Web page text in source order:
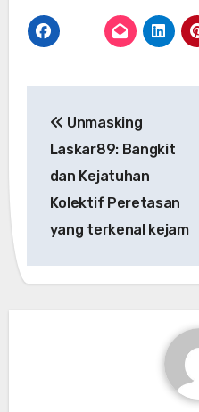
navigation
Unmasking
Laskar89: Bangkit
dan Kejatuhan
Kolektif Peretasan
yang terkenal kejam